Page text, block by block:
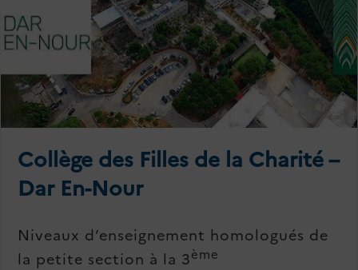
Collège des Filles de la Charité –
Dar En-Nour
Niveaux d’enseignement homologués de
la petite section à la 3ème